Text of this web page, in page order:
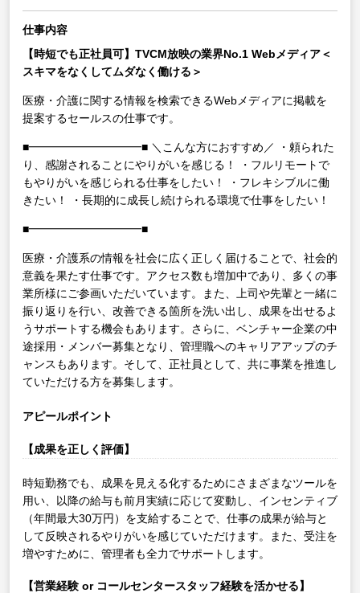
仕事内容
【時短でも正社員可】TVCM放映の業界No.1 Webメディア＜
スキマをなくしてムダなく働ける＞
医療・介護に関する情報を検索できるWebメディアに掲載を
提案するセールスの仕事です。
■━━━━━━━━━━■ ＼こんな方におすすめ／
・頼られた
り、感謝されることにやりがいを感じる！
・フルリモートで
もやりがいを感じられる仕事をしたい！
・フレキシブルに働
きたい！
・長期的に成長し続けられる環境で仕事をしたい！
■━━━━━━━━━━■
医療・介護系の情報を社会に広く正しく届けることで、社会的
意義を果たす仕事です。アクセス数も増加中であり、多くの事
業所様にご参画いただいています。また、上司や先輩と一緒に
振り返りを行い、改善できる箇所を洗い出し、成果を出せるよ
うサポートする機会もあります。さらに、ベンチャー企業の中
途採用・メンバー募集となり、管理職へのキャリアアップのチ
ャンスもあります。そして、正社員として、共に事業を推進し
ていただける方を募集します。
アピールポイント
【成果を正しく評価】
時短勤務でも、成果を見える化するためにさまざまなツールを
用い、以降の給与も前月実績に応じて変動し、インセンティブ
（年間最大30万円）を支給することで、仕事の成果が給与と
して反映されるやりがいを感じていただけます。また、受注を
増やすために、管理者も全力でサポートします。
【営業経験 or コールセンタースタッフ経験を活かせる】